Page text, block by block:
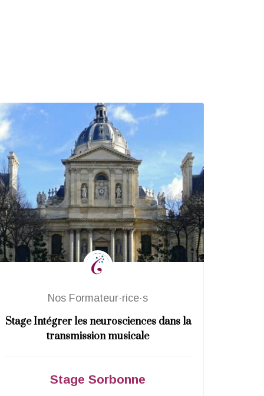
Nos Formateur·rice·s
Stage Intégrer les neurosciences dans la
transmission musicale
Stage Sorbonne